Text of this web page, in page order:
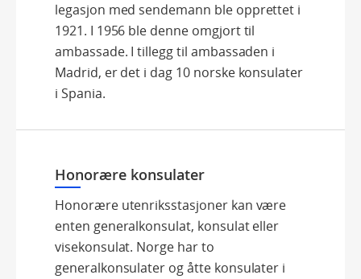
legasjon med sendemann ble opprettet i
1921. I 1956 ble denne omgjort til
ambassade. I tillegg til ambassaden i
Madrid, er det i dag 10 norske konsulater
i Spania.
Honorære konsulater
Honorære utenriksstasjoner kan være
enten generalkonsulat, konsulat eller
visekonsulat. Norge har to
generalkonsulater og åtte konsulater i